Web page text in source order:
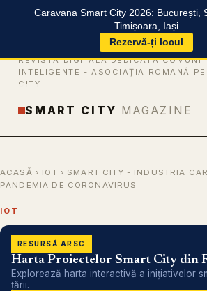
Caravana Smart City 2026: București,
Timișoara, Iași
Rezervă-ți locul
REVISTĂ DIGITALĂ DEDICATĂ
INTELIGENTE - ASOCIAȚIA ROMÂNĂ
CITY
SMART CITY MAGAZINE
ACASĂ › IOT › SMART CITY - INDUSTRIA
PANDEMIA DE CORONAVIRUS
IOT
RESURSĂ ARSC
Harta Proiectelor Smart City din
Explorează harta interactivă a inițiativelor
țării.